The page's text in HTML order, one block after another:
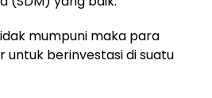
mumpuni maka para
untuk berinvestasi di suatu